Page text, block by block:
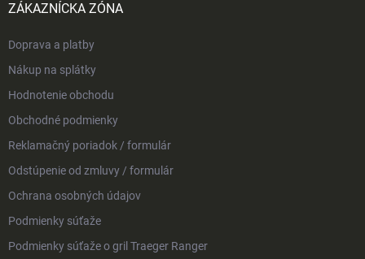
ZÁKAZNÍCKA ZÓNA
Doprava a platby
Nákup na splátky
Hodnotenie obchodu
Obchodné podmienky
Reklamačný poriadok / formulár
Odstúpenie od zmluvy / formulár
Ochrana osobných údajov
Podmienky súťaže
Podmienky súťaže o gril Traeger Ranger